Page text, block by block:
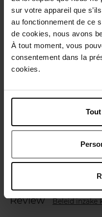
sur votre appareil que
au fonctionnement de ce
de cookies, nous avons
À tout moment, vous
consentement dans la
cookies.
Me verwittigen
Gratis levering bij
Gratis retour in je
Beschrijving
Review Beleid inzake